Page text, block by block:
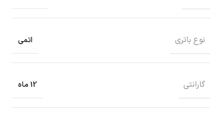
نوع باتری اتمی
گارانتی 12 ماه